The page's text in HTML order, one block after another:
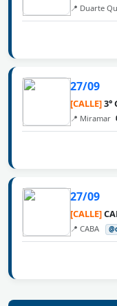
📍 Duarte
27/09
[CALLE]3°
📍 Miramar
27/09
[CALLE]
📍 CABA